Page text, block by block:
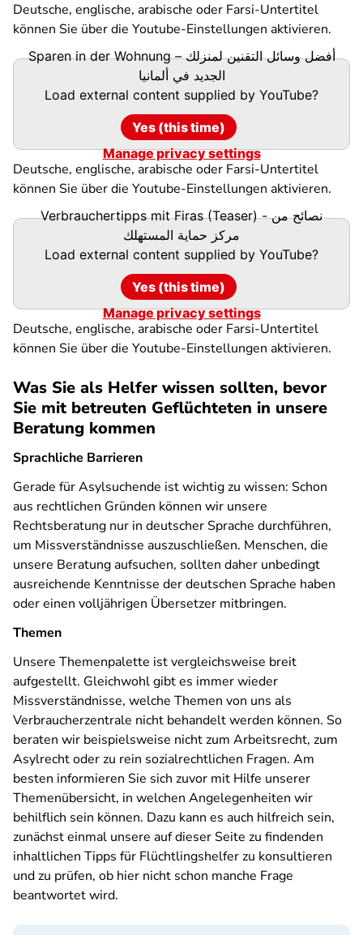
Deutsche, englische, arabische oder Farsi-Untertitel
können Sie über die Youtube-Einstellungen aktivieren.
Sparen in der Wohnung – أفضل وسائل التقنين لمنزلك
الجديد في ألمانيا
Load external content supplied by YouTube?
Yes (this time)
Manage privacy settings
Deutsche, englische, arabische oder Farsi-Untertitel
können Sie über die Youtube-Einstellungen aktivieren.
Verbrauchertipps mit Firas (Teaser) - نصائح من
مركز حماية المستهلك
Load external content supplied by YouTube?
Yes (this time)
Manage privacy settings
Deutsche, englische, arabische oder Farsi-Untertitel
können Sie über die Youtube-Einstellungen aktivieren.
Was Sie als Helfer wissen sollten, bevor
Sie mit betreuten Geflüchteten in unsere
Beratung kommen
Sprachliche Barrieren
Gerade für Asylsuchende ist wichtig zu wissen: Schon
aus rechtlichen Gründen können wir unsere
Rechtsberatung nur in deutscher Sprache durchführen,
um Missverständnisse auszuschließen. Menschen, die
unsere Beratung aufsuchen, sollten daher unbedingt
ausreichende Kenntnisse der deutschen Sprache haben
oder einen volljährigen Übersetzer mitbringen.
Themen
Unsere Themenpalette ist vergleichsweise breit
aufgestellt. Gleichwohl gibt es immer wieder
Missverständnisse, welche Themen von uns als
Verbraucherzentrale nicht behandelt werden können. So
beraten wir beispielsweise nicht zum Arbeitsrecht, zum
Asylrecht oder zu rein sozialrechtlichen Fragen. Am
besten informieren Sie sich zuvor mit Hilfe unserer
Themenübersicht, in welchen Angelegenheiten wir
behilflich sein können. Dazu kann es auch hilfreich sein,
zunächst einmal unsere auf dieser Seite zu findenden
inhaltlichen Tipps für Flüchtlingshelfer zu konsultieren
und zu prüfen, ob hier nicht schon manche Frage
beantwortet wird.